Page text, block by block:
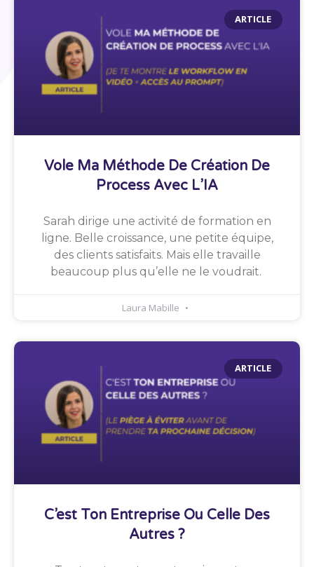
ARTICLE
Vole Ma Méthode De Création De
Process Avec L’IA
Sarah dirige une activité de formation en
ligne. Belle croissance, une petite équipe,
des clients satisfaits. Mais elle travaille
beaucoup plus qu’elle ne le voudrait.
Laura Mabille
ARTICLE
C’est Ton Entreprise Ou Celle Des
Autres ?